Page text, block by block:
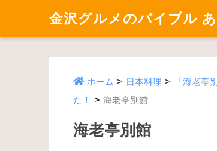
金沢グルメのバイブル
ホーム > 日本料理 >
「海老亭
た！
> 海老亭別館
海老亭別館